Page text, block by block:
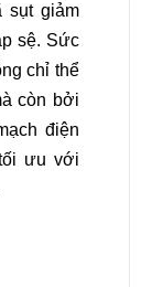
sụt giảm
sệ. Sức
chỉ thể
còn bởi
điện
ưu với